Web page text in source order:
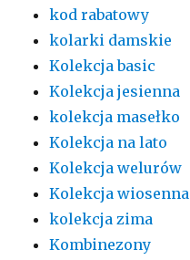
kod rabatowy
kolarki damskie
Kolekcja basic
Kolekcja jesienna
kolekcja masełko
Kolekcja na lato
Kolekcja welurów
Kolekcja wiosenna
kolekcja zima
Kombinezony